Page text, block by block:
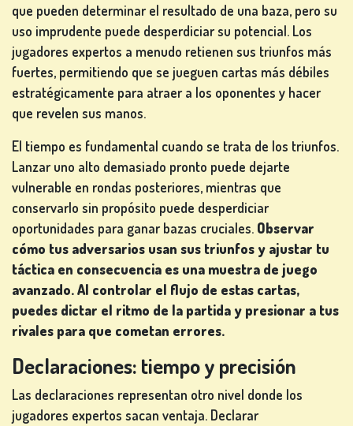
JUEGOS DE
TRAGAPERRAS
REGÍSTRATE
CONÉCTATE
TIENDA
CLASIFICACIÓN
IDIOMA
que pueden determinar el resultado de una baza, pero su
uso imprudente puede desperdiciar su potencial. Los
jugadores expertos a menudo retienen sus triunfos más
fuertes, permitiendo que se jueguen cartas más débiles
estratégicamente para atraer a los oponentes y hacer
que revelen sus manos.
El tiempo es fundamental cuando se trata de los triunfos.
Lanzar uno alto demasiado pronto puede dejarte
vulnerable en rondas posteriores, mientras que
conservarlo sin propósito puede desperdiciar
oportunidades para ganar bazas cruciales. Observar
cómo tus adversarios usan sus triunfos y ajustar tu
táctica en consecuencia es una muestra de juego
avanzado. Al controlar el flujo de estas cartas,
puedes dictar el ritmo de la partida y presionar a tus
rivales para que cometan errores.
Declaraciones: tiempo y precisión
Las declaraciones representan otro nivel donde los
jugadores expertos sacan ventaja. Declarar